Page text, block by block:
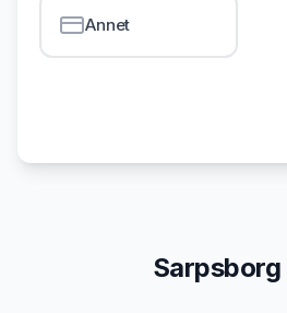
Annet
Sarpsborg